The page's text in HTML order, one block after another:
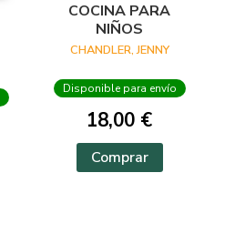
COCINA PARA
NIÑOS
CHANDLER, JENNY
Disponible para envío
18,00 €
Comprar